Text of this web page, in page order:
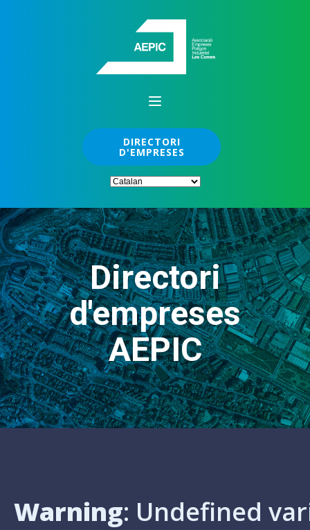
DIRECTORI
D'EMPRESES
Directori
d'empreses
AEPIC
Warning: Undefined